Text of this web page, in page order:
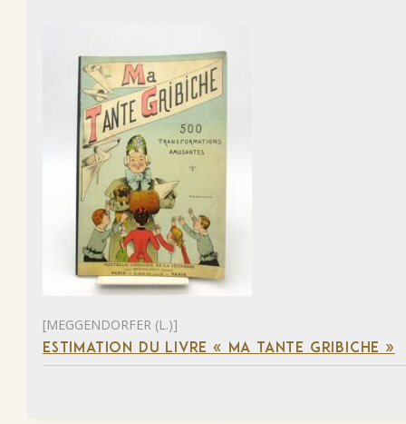
[MEGGENDORFER (L.)]
ESTIMATION DU LIVRE « MA TANTE GRIBICHE »